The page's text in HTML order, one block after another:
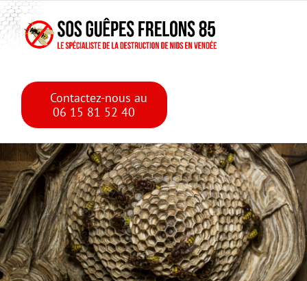
Skip to main content
Skip
to
content
Contactez-nous au
06 15 81 52 40